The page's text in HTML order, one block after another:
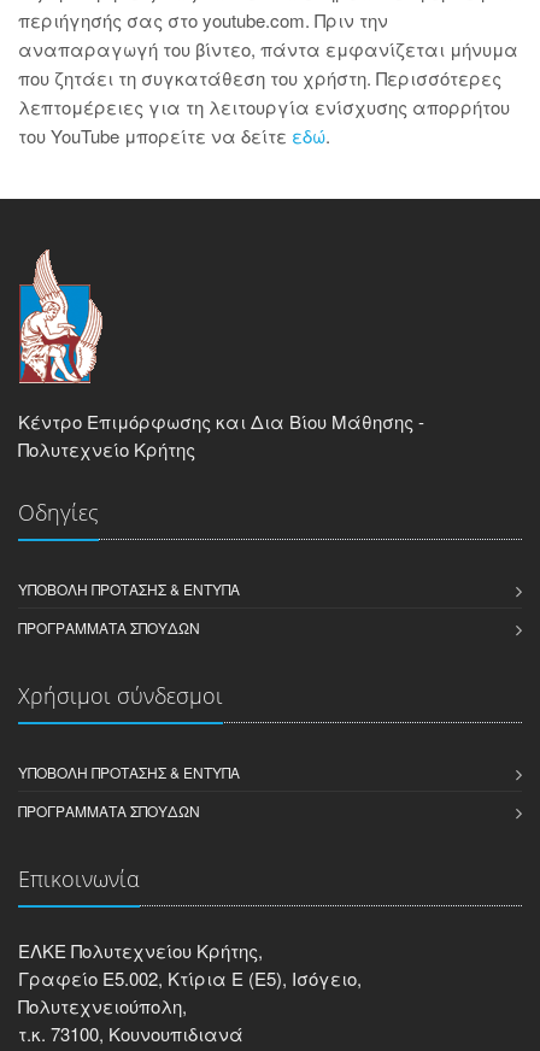
περιήγησής σας στο youtube.com. Πριν την
αναπαραγωγή του βίντεο, πάντα εμφανίζεται μήνυμα
που ζητάει τη συγκατάθεση του χρήστη. Περισσότερες
λεπτομέρειες για τη λειτουργία ενίσχυσης απορρήτου
του YouTube μπορείτε να δείτε εδώ.
Κέντρο Επιμόρφωσης και Δια Βίου Μάθησης -
Πολυτεχνείο Κρήτης
Οδηγίες
ΥΠΟΒΟΛΉ ΠΡΌΤΑΣΗΣ & ΈΝΤΥΠΑ
ΠΡΟΓΡΆΜΜΑΤΑ ΣΠΟΥΔΏΝ
Χρήσιμοι σύνδεσμοι
ΥΠΟΒΟΛΉ ΠΡΌΤΑΣΗΣ & ΈΝΤΥΠΑ
ΠΡΟΓΡΆΜΜΑΤΑ ΣΠΟΥΔΏΝ
Επικοινωνία
ΕΛΚΕ Πολυτεχνείου Κρήτης,
Γραφείο Ε5.002, Κτίρια Ε (Ε5), Ισόγειο,
Πολυτεχνειούπολη,
τ.κ. 73100, Κουνουπιδιανά